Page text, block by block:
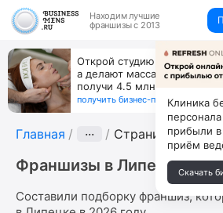
Находим лучшие
франшизы с 2013
Открой студию, где не
а делают массаж лица
получи 4.5 млн
получить бизнес-план ↓
Главная ··· Страница 7
Франшизы в Липецке
Составили подборку франшиз,
Клиника
прибыли
приём
Скачать